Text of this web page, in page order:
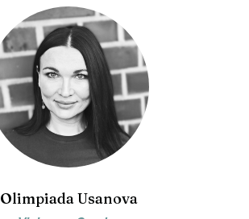
Olimpiada Usanova